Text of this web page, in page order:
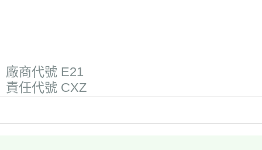
廠商代號 E21
責任代號 CXZ